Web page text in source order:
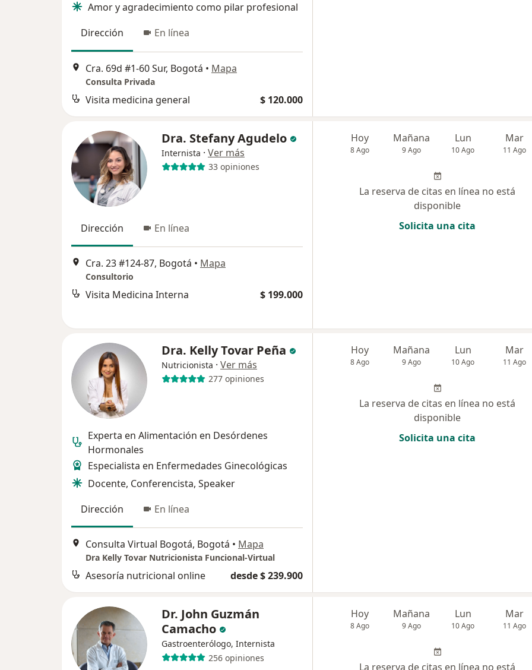
Amor y agradecimiento como pilar profesional
Dirección
En línea
Cra. 69d #1-60 Sur, Bogotá • Mapa
Consulta Privada
Visita medicina general $ 120.000
Dra. Stefany Agudelo
Internista · Ver más
33 opiniones
Dirección En línea
Cra. 23 #124-87, Bogotá • Mapa
Consultorio
Visita Medicina Interna $ 199.000
Hoy
8 Ago
Mañana
9 Ago
Lun
10 Ago
Mar
11 Ago
La reserva de citas en línea no está
disponible
Solicita una cita
Dra. Kelly Tovar Peña
Nutricionista · Ver más
277 opiniones
Experta en Alimentación en Desórdenes
Hormonales
Especialista en Enfermedades Ginecológicas
Docente, Conferencista, Speaker
Dirección
En línea
Consulta Virtual Bogotá, Bogotá • Mapa
Dra Kelly Tovar Nutricionista Funcional-Virtual
Asesoría nutricional online desde $ 239.900
Hoy
8 Ago
Mañana
9 Ago
Lun
10 Ago
Mar
11 Ago
La reserva de citas en línea no está
disponible
Solicita una cita
Dr. John Guzmán
Camacho
Gastroenterólogo, Internista
256 opiniones
Hoy
8 Ago
Mañana
9 Ago
Lun
10 Ago
Mar
11 Ago
La reserva de citas en línea no está